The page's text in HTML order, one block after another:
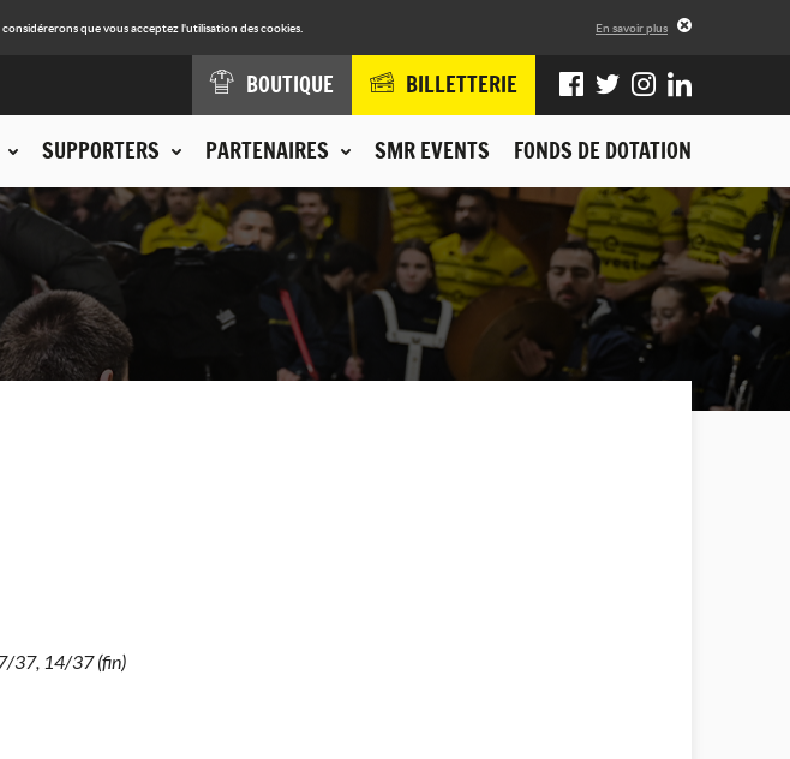
que vous acceptez l'utilisation des cookies. En savoir plus
SUPPORTERS PARTENAIRES SMR EVENTS FONDS DE DOTATION
BOUTIQUE BILLETTERIE
37, 14/37 (fin)